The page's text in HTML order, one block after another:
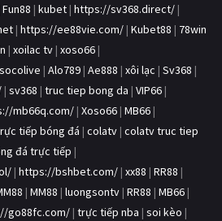
Fun88 | kubet | https://sv368.direct/ |
| https://ee88vie.com/ | Kubet88 | 78win
| xoilac tv | xoso66 |
socolive | Alo789 | Ae888 | xôi lạc | Sv368 |
| sv368 | truc tiep bong da | VIP66 |
mb66q.com/ | Xoso66 | MB66 |
tiếp bóng đá | colatv | colatv truc tiep
đá trực tiếp |
| https://bshbet.com/ | xx88 | RR88 |
| MM88 | luongsontv | RR88 | MB66 |
go88fc.com/ | trực tiếp nba | soi kèo |